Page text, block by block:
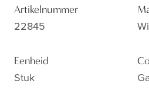
Artikelnummer
22845
Eenheid
Stuk